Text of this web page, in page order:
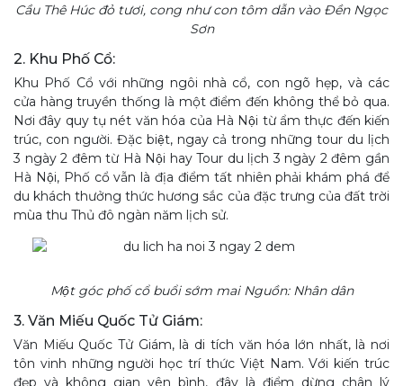
Cầu Thê Húc đỏ tươi, cong như con tôm dẫn vào Đền Ngọc
Sơn
2. Khu Phố Cổ:
Khu Phố Cổ với những ngôi nhà cổ, con ngõ hẹp, và các
cửa hàng truyền thống là một điểm đến không thể bỏ qua.
Nơi đây quy tụ nét văn hóa của Hà Nội từ ẩm thực đến kiến
trúc, con người. Đặc biệt, ngay cả trong những tour du lịch
3 ngày 2 đêm từ Hà Nội hay Tour du lịch 3 ngày 2 đêm gần
Hà Nội, Phố cổ vẫn là địa điểm tất nhiên phải khám phá để
du khách thưởng thức hương sắc của đặc trưng của đất trời
mùa thu Thủ đô ngàn năm lịch sử.
Một góc phố cổ buổi sớm mai Nguồn: Nhân dân
3. Văn Miếu Quốc Tử Giám:
Văn Miếu Quốc Tử Giám, là di tích văn hóa lớn nhất, là nơi
tôn vinh những người học trí thức Việt Nam. Với kiến trúc
đẹp và không gian yên bình, đây là điểm dừng chân lý